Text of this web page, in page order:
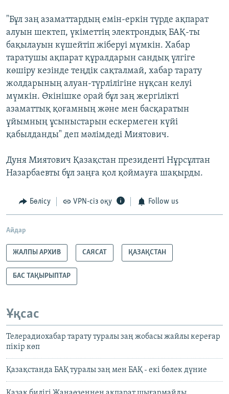
"Бұл заң азаматтардың емін-еркін түрде ақпарат
алуын шектеп, үкіметтің электрондық БАҚ-ты
бақылауын күшейтіп жіберуі мүмкін. Хабар
таратушы ақпарат құралдарын сандық үлгіге
көшіру кезінде теңдік сақталмай, хабар тарату
жолдарының алуан-түрлілігіне нұқсан келуі
мүмкін. Өкінішке орай бұл заң жергілікті
азаматтық қоғамның және мен басқаратын
ұйымның ұсыныстарын ескермеген күйі
қабылданды" деп мәлімдеді Миятович.
Дуня Миятович Қазақстан президенті Нұрсұлтан
Назарбаевты бұл заңға қол қоймауға шақырды.
Бөлісу VPN-сіз оқу Follow us
Айдар
ЖАЛПЫ АРХИВ САЯСАТ ҚАЗАҚСТАН
БАС ТАҚЫРЫПТАР
Ұқсас
Телерадиохабар тарату туралы заң жобасы жайлы кереғар
пікір көп
Қазақстанда БАҚ туралы заң мен БАҚ - екі бөлек дүние